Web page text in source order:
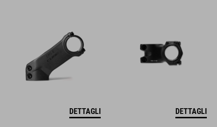
DETTAGLI DETTAGLI